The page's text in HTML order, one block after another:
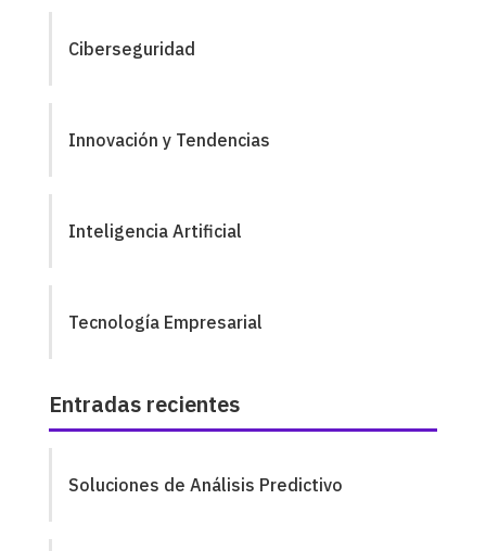
Ciberseguridad
Innovación y Tendencias
Inteligencia Artificial
Tecnología Empresarial
Entradas recientes
Soluciones de Análisis Predictivo